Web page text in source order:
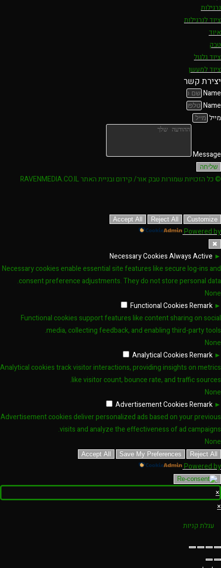
נרגילות
ציוד לנרגילות
איוד
טבק
ציוד גלגול
ציוד למעשן
יצירת קשר
Name
Name
מייל
Message
שליחה
© כל הזכויות שמורות טבק אור/ קידום ובניית האתר RAVENMEDIA.CO.IL
Customize
Reject All
Accept All
Powered by
✖
►
Necessary CookiesAlways Active
Necessary cookies enable essential site features like secure log-ins and
consent preference adjustments. They do not store personal data.
None
►
Functional CookiesRemark
Functional cookies support features like content sharing on social
media, collecting feedback, and enabling third-party tools.
None
►
Analytical CookiesRemark
Analytical cookies track visitor interactions, providing insights on metrics
like visitor count, bounce rate, and traffic sources.
None
►
Advertisement CookiesRemark
Advertisement cookies deliver personalized ads based on your previous
visits and analyze the effectiveness of ad campaigns.
None
Reject All
Save My Preferences
Accept All
Powered by
×
×
עגלת קניות